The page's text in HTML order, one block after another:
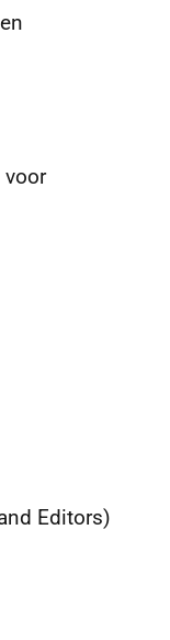
voor
Editors)